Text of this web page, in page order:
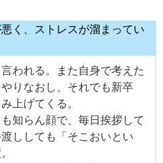
く、ストレスが溜まってい
われる。また自身で考えた
りなおし、それでも新卒
上げてくる。
知らん顔で、毎日挨拶して
ししても「そこおいとい